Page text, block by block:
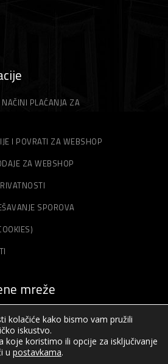
PLAĆANJA ZA
I POVRATI ZA WEBSHOP
ZA WEBSHOP
SPOROVA
mreže
kolačiće kako bismo vam pružili
iskustvo.
koje koristimo ili opcije za isključivanje
u postavkama.